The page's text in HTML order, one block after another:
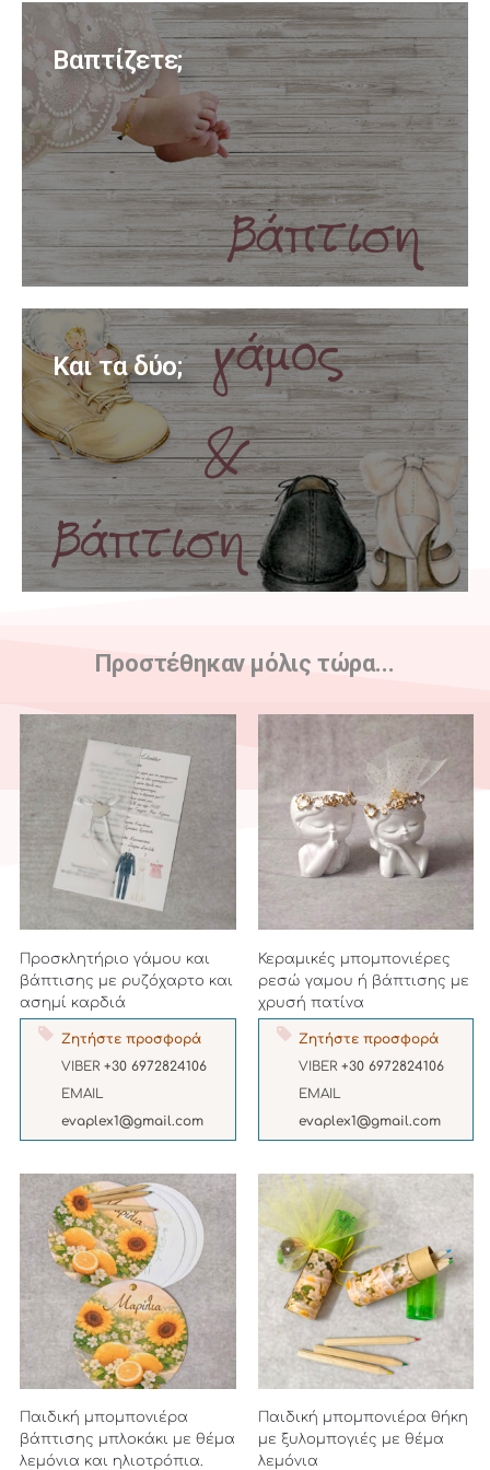
Βαπτίζετε;
Και τα δύο;
Προστέθηκαν μόλις τώρα...
Προσκλητήριο γάμου και
βάπτισης με ρυζόχαρτο και
ασημί καρδιά
Ζητήστε προσφορά
VIBER +30 6972824106
EMAIL
evaplex1@gmail.com
Κεραμικές μπομπονιέρες
ρεσώ γαμου ή βάπτισης με
χρυσή πατίνα
Ζητήστε προσφορά
VIBER+30 6972824106
EMAIL
evaplex1@gmail.com
Παιδική μπομπονιέρα
βάπτισης μπλοκάκι με θέμα
λεμόνια και ηλιοτρόπια.
Παιδική μπομπονιέρα θήκη
με ξυλομπογιές με θέμα
λεμόνια